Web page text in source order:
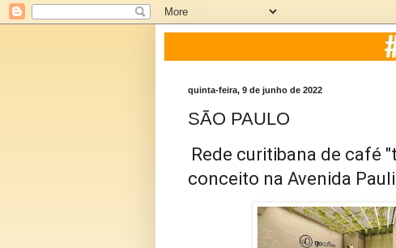
quinta-feira, 9 de junho de 2022
SÃO PAULO
Rede curitibana de café
conceito na Avenida